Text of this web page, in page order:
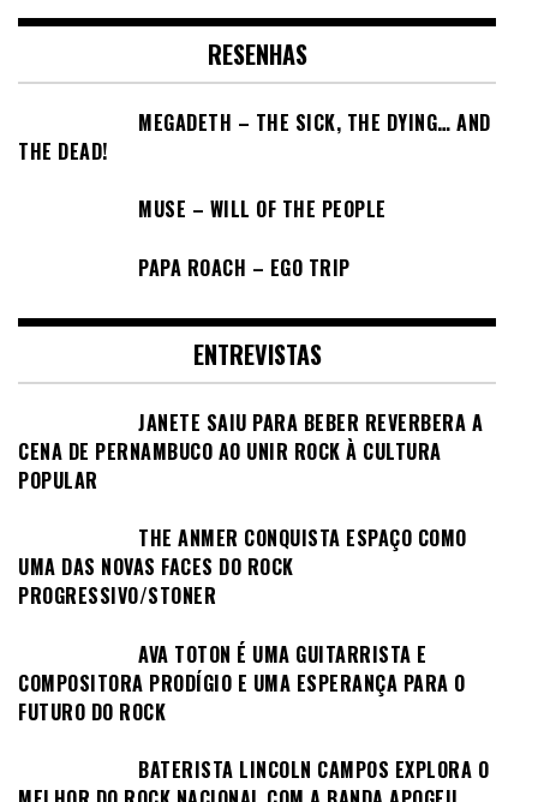
RESENHAS
MEGADETH – THE SICK, THE DYING… AND
THE DEAD!
MUSE – WILL OF THE PEOPLE
PAPA ROACH – EGO TRIP
ENTREVISTAS
JANETE SAIU PARA BEBER REVERBERA A
CENA DE PERNAMBUCO AO UNIR ROCK À CULTURA
POPULAR
THE ANMER CONQUISTA ESPAÇO COMO
UMA DAS NOVAS FACES DO ROCK
PROGRESSIVO/STONER
AVA TOTON É UMA GUITARRISTA E
COMPOSITORA PRODÍGIO E UMA ESPERANÇA PARA O
FUTURO DO ROCK
BATERISTA LINCOLN CAMPOS EXPLORA O